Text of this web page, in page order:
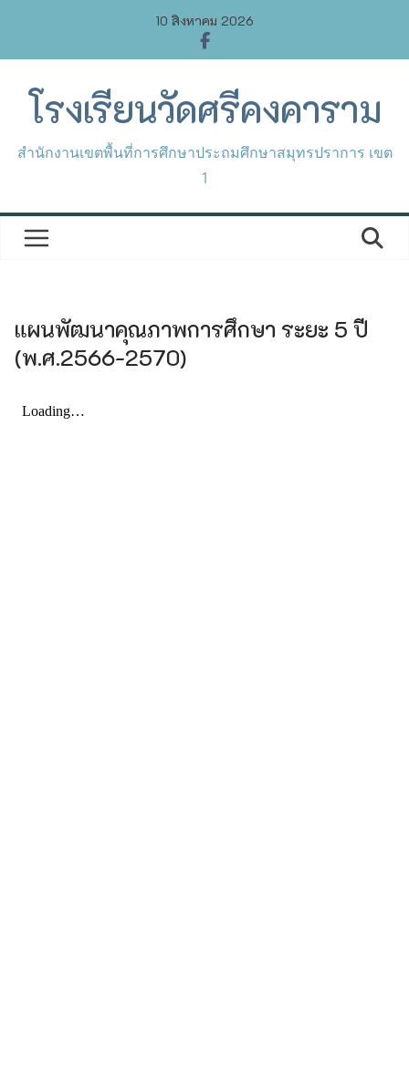
content
10 สิงหาคม 2026
โรงเรียนวัดศรีคงคาราม
สำนักงานเขตพื้นที่การศึกษาประถมศึกษาสมุทรปราการ เขต
1
แผนพัฒนาคุณภาพการศึกษา ระยะ 5 ปี
(พ.ศ.2566-2570)